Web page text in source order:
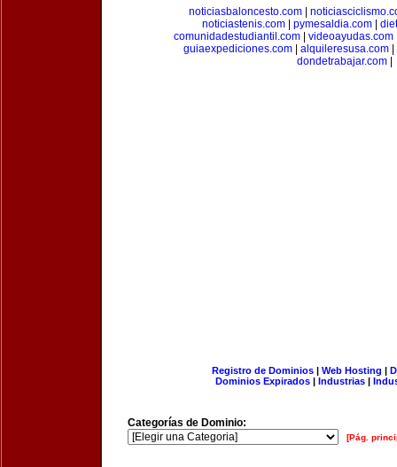
noticiasbaloncesto.com
noticiastenis.com
pymesaldia.com
comunidadestudiantil.com| videoayudas.com
guiaexpediciones.com| alquileresusa.com|
dondetrabajar.com
Registro de Dominios| Web Hosting |
Dominios Expirados | Industrias |
Categorías de Dominio:
[Pág.